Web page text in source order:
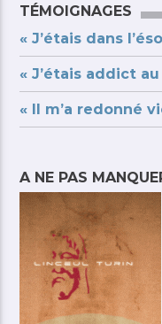
TÉMOIGNAGES
« J’étais dans
« J’étais addict
« Il m’a redonné
A NE PAS